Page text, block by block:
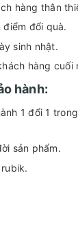
hàng thân
đổi quà.
sinh nhật.
hàng cuối
hành:
1 đổi 1
sản phẩm.